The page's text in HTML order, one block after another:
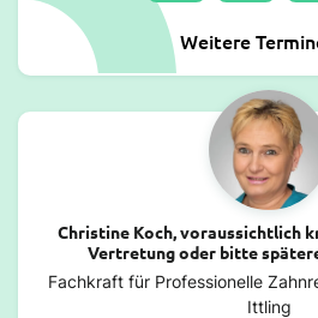
Weitere
Christine Koch, voraussichtlich
Vertretung oder bitte
Fachkraft für Professionelle
Ittling